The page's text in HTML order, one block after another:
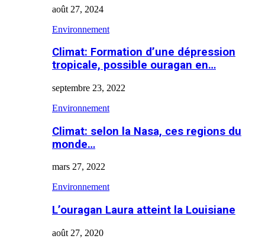
août 27, 2024
Environnement
Climat: Formation d’une dépression
tropicale, possible ouragan en…
septembre 23, 2022
Environnement
Climat: selon la Nasa, ces regions du
monde…
mars 27, 2022
Environnement
L’ouragan Laura atteint la Louisiane
août 27, 2020